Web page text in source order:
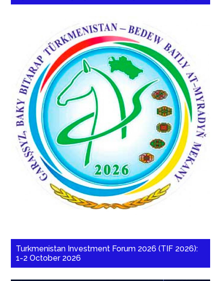
Turkmenistan Investment Forum 2026 (TIF 2026):
1-2 October 2026